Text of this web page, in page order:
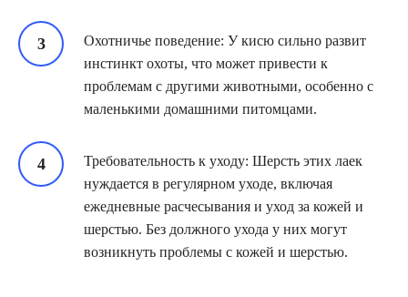
Охотничье поведение: У кисю сильно развит
инстинкт охоты, что может привести к
проблемам с другими животными, особенно с
маленькими домашними питомцами.
Требовательность к уходу: Шерсть этих лаек
нуждается в регулярном уходе, включая
ежедневные расчесывания и уход за кожей и
шерстью. Без должного ухода у них могут
возникнуть проблемы с кожей и шерстью.